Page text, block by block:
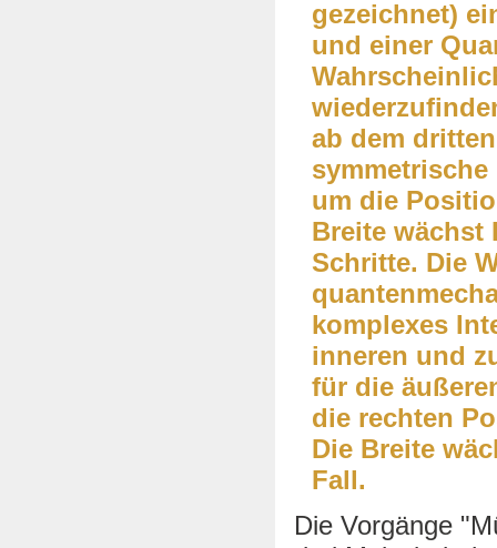
gezeichnet)
und einer
ab dem
um die
Breite wächst
Schritte. Die
komplexes
inneren und
für die
die rechten
Die Breite
Fall.
Die Vorgänge